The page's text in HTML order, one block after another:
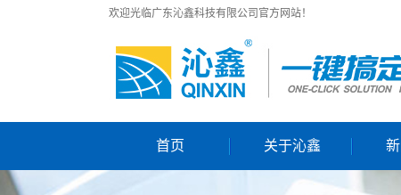
欢迎光临广东沁鑫科技有限公司官方网站！
首页 关于沁鑫
公司简介